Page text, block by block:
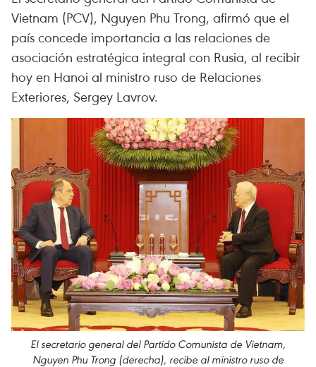
Vietnam (PCV), Nguyen Phu Trong, afirmó que el
país concede importancia a las relaciones de
asociación estratégica integral con Rusia, al recibir
hoy en Hanoi al ministro ruso de Relaciones
Exteriores, Sergey Lavrov.
El secretario general del Partido Comunista de Vietnam,
Nguyen Phu Trong (derecha), recibe al ministro ruso de